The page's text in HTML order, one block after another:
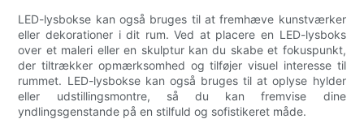
LED-lysbokse kan også bruges til at fremhæve kunstværker
eller dekorationer i dit rum. Ved at placere en LED-lysboks
over et maleri eller en skulptur kan du skabe et fokuspunkt,
der tiltrækker opmærksomhed og tilføjer visuel interesse til
rummet. LED-lysbokse kan også bruges til at oplyse hylder
eller udstillingsmontre, så du kan fremvise dine
yndlingsgenstande på en stilfuld og sofistikeret måde.